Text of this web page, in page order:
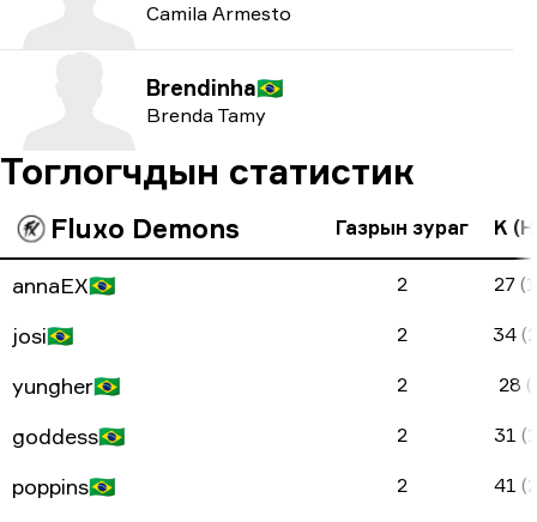
Camila Armesto
Brendinha🇧🇷
Brenda Tamy
Тоглогчдын статистик
Fluxo Demons Газрын зураг K
annaEX🇧🇷 2 27
josi🇧🇷 2 34
yungher🇧🇷 2 28
goddess🇧🇷 2 31
poppins🇧🇷 2 41